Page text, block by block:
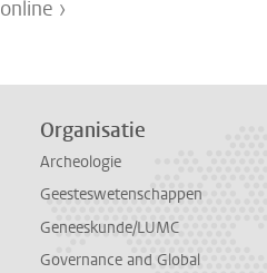
online ›
Organisatie
Archeologie
Geesteswetenschappen
Geneeskunde/LUMC
Governance and Global